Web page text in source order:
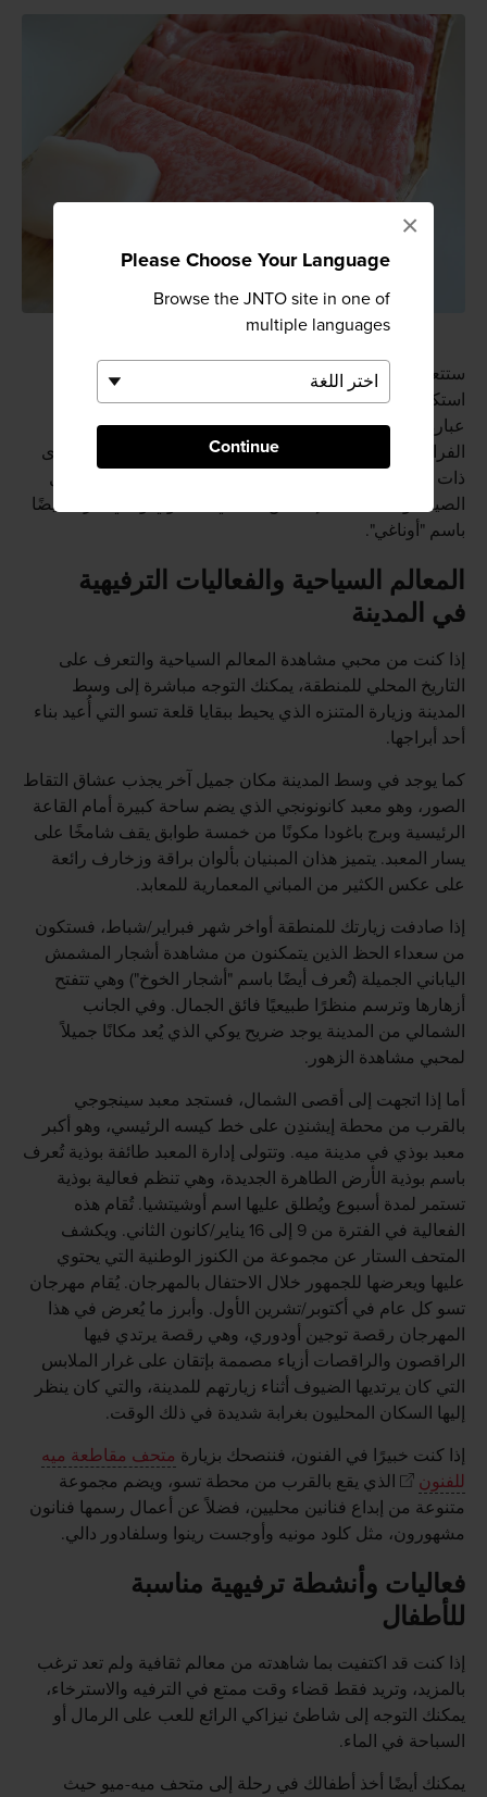
Please Choose Your Language
Browse the JNTO site in one of
multiple languages
Continue
×
ستتعرف أيضًا على أطباق أخرى عجيبة أثناء جولتك في
استكشاف مدينة تسو. فمثلاً هناك طبق إيتشيغو دايفوكو وهو
عبارة كيكة صغيرة مصنوعة من الأرز ومحشوة بمعجون
الفراولة والفاصوليا الحمراء. ومن الممكن أن تجد أنواعًا أخرى
ذات نكهات مختلفة. ومن الأطباق الشعبية الشهيرة في فصل
الصيف وجبة سمك الإنكليس الياباني المشوي والتي تُعرف أيضًا
باسم "أوناغي".
المعالم السياحية والفعاليات الترفيهية
في المدينة
إذا كنت من محبي مشاهدة المعالم السياحية والتعرف على
التاريخ المحلي للمنطقة، يمكنك التوجه مباشرة إلى وسط
المدينة وزيارة المتنزه الذي يحيط ببقايا قلعة تسو التي أُعيد بناء
أحد أبراجها.
كما يوجد في وسط المدينة مكان جميل آخر يجذب عشاق التقاط
الصور، وهو معبد كانونونجي الذي يضم ساحة كبيرة أمام القاعة
الرئيسية وبرج باغودا مكونًا من خمسة طوابق يقف شامخًا على
يسار المعبد. يتميز هذان المبنيان بألوان براقة وزخارف رائعة
على عكس الكثير من المباني المعمارية للمعابد.
إذا صادفت زيارتك للمنطقة أواخر شهر فبراير/شباط، فستكون
من سعداء الحظ الذين يتمكنون من مشاهدة أشجار المشمش
الياباني الجميلة (تُعرف أيضًا باسم "أشجار الخوخ") وهي تتفتح
أزهارها وترسم منظرًا طبيعيًا فائق الجمال. وفي الجانب
الشمالي من المدينة يوجد ضريح يوكي الذي يُعد مكانًا جميلاً
لمحبي مشاهدة الزهور.
أما إذا اتجهت إلى أقصى الشمال، فستجد معبد سينجوجي
بالقرب من محطة إيشندِن على خط كيسه الرئيسي، وهو أكبر
معبد بوذي في مدينة ميه. وتتولى إدارة المعبد طائفة بوذية تُعرف
باسم بوذية الأرض الطاهرة الجديدة، وهي تنظم فعالية بوذية
تستمر لمدة أسبوع ويُطلق عليها اسم أوشيتشيا. تُقام هذه
الفعالية في الفترة من 9 إلى 16 يناير/كانون الثاني. ويكشف
المتحف الستار عن مجموعة من الكنوز الوطنية التي يحتوي
عليها ويعرضها للجمهور خلال الاحتفال بالمهرجان. يُقام مهرجان
تسو كل عام في أكتوبر/تشرين الأول. وأبرز ما يُعرض في هذا
المهرجان رقصة توجين أودوري، وهي رقصة يرتدي فيها
الراقصون والراقصات أزياء مصممة بإتقان على غرار الملابس
التي كان يرتديها الضيوف أثناء زيارتهم للمدينة، والتي كان ينظر
إليها السكان المحليون بغرابة شديدة في ذلك الوقت.
إذا كنت خبيرًا في الفنون، فننصحك بزيارة متحف مقاطعة ميه
للفنون
الذي يقع بالقرب من محطة تسو، ويضم مجموعة
متنوعة من إبداع فنانين محليين، فضلاً عن أعمال رسمها فنانون
مشهورون، مثل كلود مونيه وأوجست رينوا وسلفادور دالي.
فعاليات وأنشطة ترفيهية مناسبة
للأطفال
إذا كنت قد اكتفيت بما شاهدته من معالم ثقافية ولم تعد ترغب
بالمزيد، وتريد فقط قضاء وقت ممتع في الترفيه والاسترخاء،
يمكنك التوجه إلى شاطئ نيزاكي الرائع للعب على الرمال أو
السباحة في الماء.
يمكنك أيضًا أخذ أطفالك في رحلة إلى متحف ميه-ميو حيث